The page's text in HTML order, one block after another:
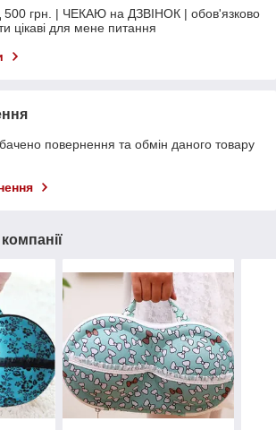
500 грн. | ЧЕКАЮ на ДЗВІНОК | обов'язково
цікаві для мене питання
повернення та обмін даного товару